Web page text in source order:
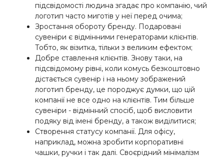
підсвідомості людина згадає про компанію, чий
логотип часто миготів у неї перед очима;
Зростання обороту бренду. Подаровані
сувеніри є відмінними генераторами клієнтів.
Тобто, як візитка, тільки з великим ефектом;
Добре ставлення клієнтів. Знову таки, на
підсвідомому рівні, коли комусь безкоштовно
дістається сувенір і на ньому зображений
логотип бренду, це породжує думки, що цій
компанії не все одно на клієнтів. Тим більше
сувеніри - відмінний спосіб, щоб висловити
подяку від імені бренду, а також виділитися;
Створення статусу компанії. Для офісу,
наприклад, можна зробити корпоративні
чашки, ручки і так далі. Своєрідний мінімалізм